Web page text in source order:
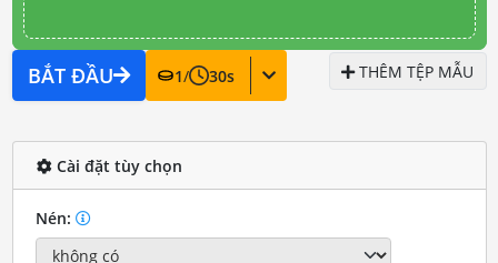
BẮT ĐẦU 1/ 30s THÊM TỆP MẪU
Cài đặt tùy chọn
Nén: